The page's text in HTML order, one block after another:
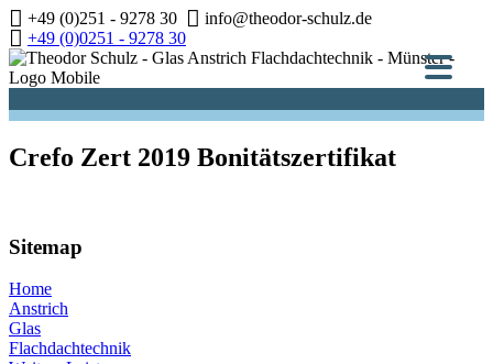
Zum
Inhalt
springen
+49 (0)251 - 9278 30
info@theodor-schulz.de
+49 (0)0251 - 9278 30
Crefo Zert 2019 Bonitätszertifikat
Sitemap
Home
Anstrich
Glas
Flachdachtechnik